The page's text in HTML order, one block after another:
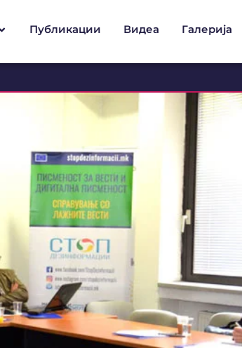
Публикации Видеа Галерија